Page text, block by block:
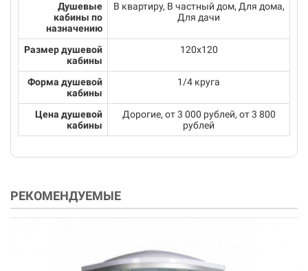
Душевые
кабины по
назначению
В квартиру, В частный дом, Для дома,
Для дачи
Размер душевой
кабины
120х120
Форма душевой
кабины
1/4 круга
Цена душевой
кабины
Дорогие, от 3 000 рублей, от 3 800
рублей
РЕКОМЕНДУЕМЫЕ